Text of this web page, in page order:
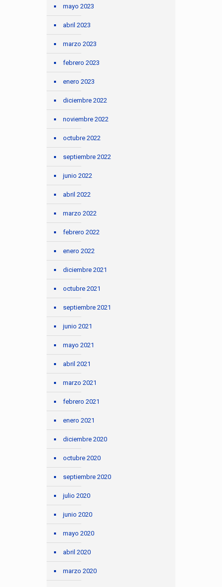
mayo 2023
abril 2023
marzo 2023
febrero 2023
enero 2023
diciembre 2022
noviembre 2022
octubre 2022
septiembre 2022
junio 2022
abril 2022
marzo 2022
febrero 2022
enero 2022
diciembre 2021
octubre 2021
septiembre 2021
junio 2021
mayo 2021
abril 2021
marzo 2021
febrero 2021
enero 2021
diciembre 2020
octubre 2020
septiembre 2020
julio 2020
junio 2020
mayo 2020
abril 2020
marzo 2020